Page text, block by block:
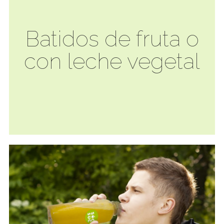
Batidos de fruta o
con leche vegetal